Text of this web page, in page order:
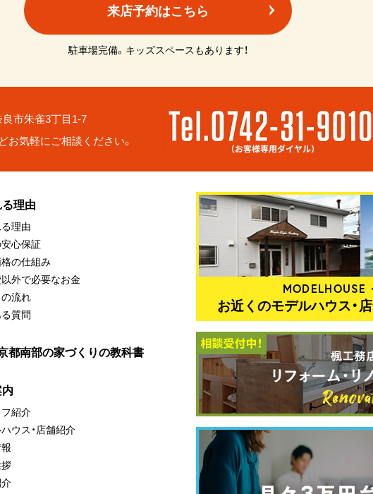
来店予約はこちら
駐車場完備。キッズスペースもあります！
市朱雀3丁目1-7
お気軽にご相談ください。
理由
理由
心保証
の仕組み
外で必要なお金
流れ
質問
都南部の家づくりの教科書
紹介
ウス・店舗紹介
MODELHOUSE
お近くのモデルハウス・